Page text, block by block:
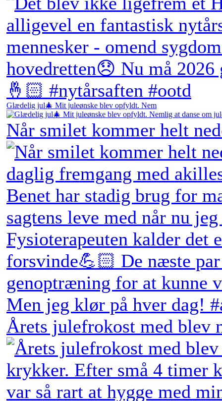
Glædelig jul🎄 Mit juleønske blev opfyldt. Nem
Når smilet kommer helt
Årets julefrokost med blev